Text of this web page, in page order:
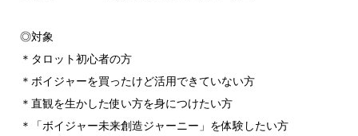
◎対象
＊タロット初心者の方
＊ボイジャーを買ったけど活用できていない方
＊直観を生かした使い方を身につけたい方
＊「ボイジャー未来創造ジャーニー」を体験したい方